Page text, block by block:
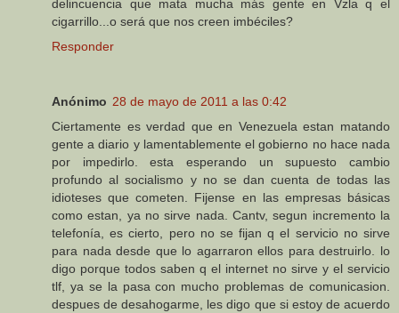
delincuencia que mata mucha más gente en Vzla q el
cigarrillo...o será que nos creen imbéciles?
Responder
Anónimo 28 de mayo de 2011 a las 0:42
Ciertamente es verdad que en Venezuela estan matando
gente a diario y lamentablemente el gobierno no hace nada
por impedirlo. esta esperando un supuesto cambio
profundo al socialismo y no se dan cuenta de todas las
idioteses que cometen. Fijense en las empresas básicas
como estan, ya no sirve nada. Cantv, segun incremento la
telefonía, es cierto, pero no se fijan q el servicio no sirve
para nada desde que lo agarraron ellos para destruirlo. lo
digo porque todos saben q el internet no sirve y el servicio
tlf, ya se la pasa con mucho problemas de comunicasion.
despues de desahogarme, les digo que si estoy de acuerdo